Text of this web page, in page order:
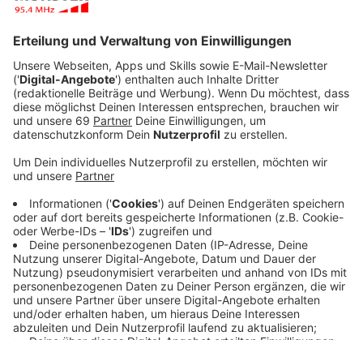
Anzeige
Joy’s Talent, die Ehrlichkeit, ihre kulturell komplexe
Lebensgeschichte und natürliche Schönheit machen
sie zu einer attraktiven und vielseitigen Künstlerin. Mit
dem neuen Album "Let Yourself Be Loved" macht sie
ein wahres Soul-Statement. Das "Motown" Album ist
zu gleichen Teilen Selbstbehauptung, Ahnenforschung
und Hommage an die großen Klassiker des Genres.
Anzeige
Ein musikalisches Stück, auf dem die 47-jährige